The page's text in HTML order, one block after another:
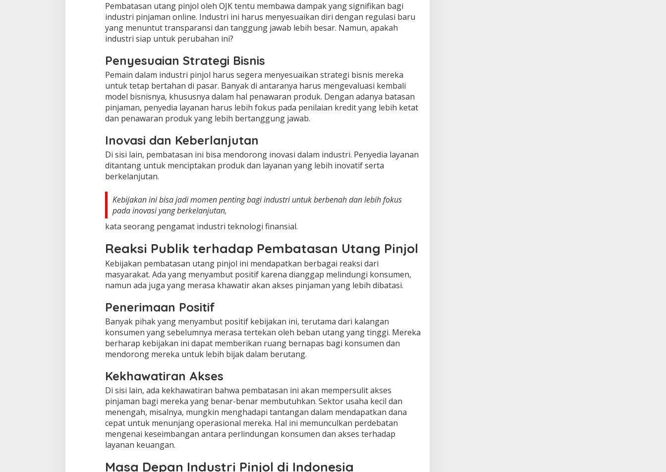
Pembatasan utang pinjol oleh OJK tentu membawa dampak yang signifikan bagi
industri pinjaman online. Industri ini harus menyesuaikan diri dengan regulasi baru
yang menuntut transparansi dan tanggung jawab lebih besar. Namun, apakah
industri siap untuk perubahan ini?
Penyesuaian Strategi Bisnis
Pemain dalam industri pinjol harus segera menyesuaikan strategi bisnis mereka
untuk tetap bertahan di pasar. Banyak di antaranya harus mengevaluasi kembali
model bisnisnya, khususnya dalam hal penawaran produk. Dengan adanya batasan
pinjaman, penyedia layanan harus lebih fokus pada penilaian kredit yang lebih ketat
dan penawaran produk yang lebih bertanggung jawab.
Inovasi dan Keberlanjutan
Di sisi lain, pembatasan ini bisa mendorong inovasi dalam industri. Penyedia layanan
ditantang untuk menciptakan produk dan layanan yang lebih inovatif serta
berkelanjutan.
Kebijakan ini bisa jadi momen penting bagi industri untuk berbenah dan lebih fokus
pada inovasi yang berkelanjutan,
kata seorang pengamat industri teknologi finansial.
Reaksi Publik terhadap Pembatasan Utang Pinjol
Kebijakan pembatasan utang pinjol ini mendapatkan berbagai reaksi dari
masyarakat. Ada yang menyambut positif karena dianggap melindungi konsumen,
namun ada juga yang merasa khawatir akan akses pinjaman yang lebih dibatasi.
Penerimaan Positif
Banyak pihak yang menyambut positif kebijakan ini, terutama dari kalangan
konsumen yang sebelumnya merasa tertekan oleh beban utang yang tinggi. Mereka
berharap kebijakan ini dapat memberikan ruang bernapas bagi konsumen dan
mendorong mereka untuk lebih bijak dalam berutang.
Kekhawatiran Akses
Di sisi lain, ada kekhawatiran bahwa pembatasan ini akan mempersulit akses
pinjaman bagi mereka yang benar-benar membutuhkan. Sektor usaha kecil dan
menengah, misalnya, mungkin menghadapi tantangan dalam mendapatkan dana
cepat untuk menunjang operasional mereka. Hal ini memunculkan perdebatan
mengenai keseimbangan antara perlindungan konsumen dan akses terhadap
layanan keuangan.
Masa Depan Industri Pinjol di Indonesia